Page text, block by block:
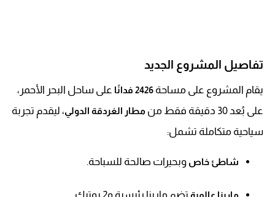
تفاصيل المشروع الجديد
يقام المشروع على مساحة 2426 فدانًا
على ساحل البحر الأحمر،
على بُعد 30 دقيقة فقط من
مطار الغردقة الدولي، ليقدم تجربة
سياحية متكاملة تشمل:
شاطئ خاص وبحيرات صالحة للسباحة.
مارينا عالمية